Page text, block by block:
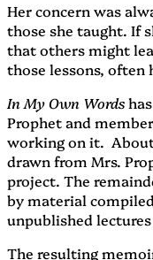
Her concern was
those she taught. If
that others might
those lessons, often
In My Own Words
Prophet and
working on it.
drawn from Mrs.
project. The
by material
unpublished
The resulting